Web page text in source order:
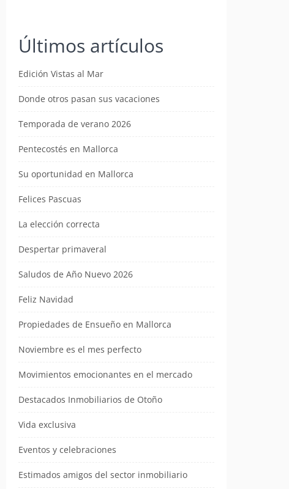
Últimos artículos
Edición Vistas al Mar
Donde otros pasan sus vacaciones
Temporada de verano 2026
Pentecostés en Mallorca
Su oportunidad en Mallorca
Felices Pascuas
La elección correcta
Despertar primaveral
Saludos de Año Nuevo 2026
Feliz Navidad
Propiedades de Ensueño en Mallorca
Noviembre es el mes perfecto
Movimientos emocionantes en el mercado
Destacados Inmobiliarios de Otoño
Vida exclusiva
Eventos y celebraciones
Estimados amigos del sector inmobiliario